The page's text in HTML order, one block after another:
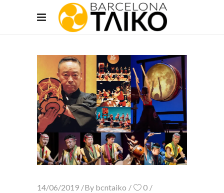
14/06/2019 By bcntaiko
0